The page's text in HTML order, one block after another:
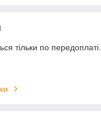
тільки по передоплаті.